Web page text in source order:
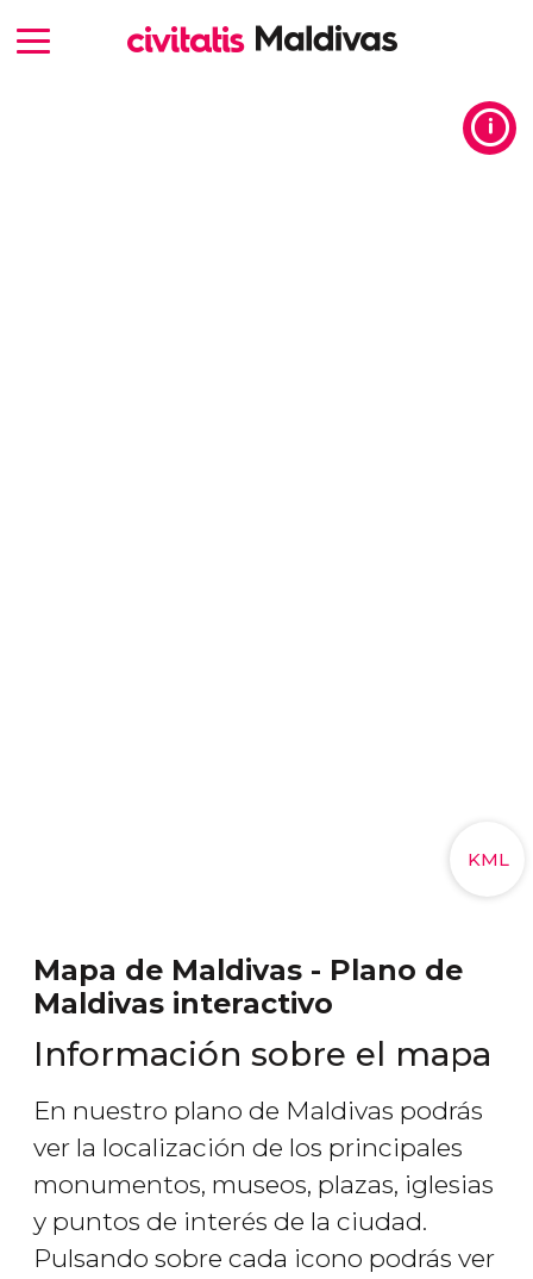
Mapa de Maldivas - Plano de
Maldivas interactivo
Información sobre el mapa
En nuestro plano de Maldivas podrás
ver la localización de los principales
monumentos, museos, plazas, iglesias
y puntos de interés de la ciudad.
Pulsando sobre cada icono podrás ver